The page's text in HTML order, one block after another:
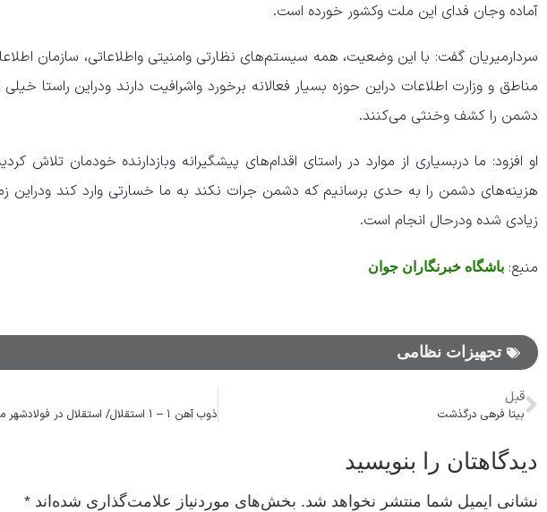
آماده وجان فدای این ملت وکشور خورده است.
سردارمیریان گفت: با این وضعیت، همه سیستم‌های نظارتی وامنیتی واطلاعاتی، سازمان
مناطق و وزارت اطلاعات دراین حوزه بسیار فعالانه برخورد واشرافیت دارند ودراین راستا
دشمن را کشف وخنثی می‌کنند.
او افزود: ما دربسیاری از موارد در راستای اقدام‌های پیشگیرانه وبازدارنده خودمان تلاش
هزینه‌های دشمن را به حدی برسانیم که دشمن جرات نکند به ما خسارتی وارد کند ودراین
زیادی شده ودرحال انجام است.
منبع: باشگاه خبرنگاران جوان
تجهیزات نظامی
قبل
بیتا فرهی درگذشت
دیدگاهتان را بنویسید
نشانی ایمیل شما منتشر نخواهد شد. بخش‌های موردنیاز علامت‌گذاری شده‌اند *